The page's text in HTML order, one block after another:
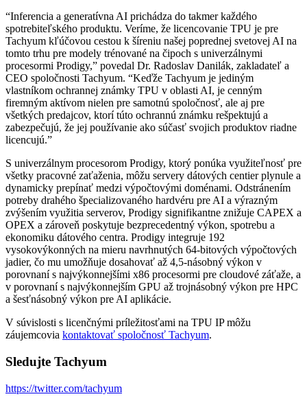
“Inferencia a generatívna AI prichádza do takmer každého
spotrebiteľského produktu. Veríme, že licencovanie TPU je pre
Tachyum kľúčovou cestou k šíreniu našej poprednej svetovej AI na
tomto trhu pre modely trénované na čipoch s univerzálnymi
procesormi Prodigy,” povedal Dr. Radoslav Danilák, zakladateľ a
CEO spoločnosti Tachyum. “Keďže Tachyum je jediným
vlastníkom ochrannej známky TPU v oblasti AI, je cenným
firemným aktívom nielen pre samotnú spoločnosť, ale aj pre
všetkých predajcov, ktorí túto ochrannú známku rešpektujú a
zabezpečujú, že jej používanie ako súčasť svojich produktov riadne
licencujú.”
S univerzálnym procesorom Prodigy, ktorý ponúka využiteľnosť pre
všetky pracovné zaťaženia, môžu servery dátových centier plynule a
dynamicky prepínať medzi výpočtovými doménami. Odstránením
potreby drahého špecializovaného hardvéru pre AI a výrazným
zvýšením využitia serverov, Prodigy signifikantne znižuje CAPEX a
OPEX a zároveň poskytuje bezprecedentný výkon, spotrebu a
ekonomiku dátového centra. Prodigy integruje 192
vysokovýkonných na mieru navrhnutých 64-bitových výpočtových
jadier, čo mu umožňuje dosahovať až 4,5-násobný výkon v
porovnaní s najvýkonnejšími x86 procesormi pre cloudové záťaže, a
v porovnaní s najvýkonnejším GPU až trojnásobný výkon pre HPC
a šesťnásobný výkon pre AI aplikácie.
V súvislosti s licenčnými príležitosťami na TPU IP môžu
záujemcovia kontaktovať spoločnosť Tachyum.
Sledujte Tachyum
https://twitter.com/tachyum